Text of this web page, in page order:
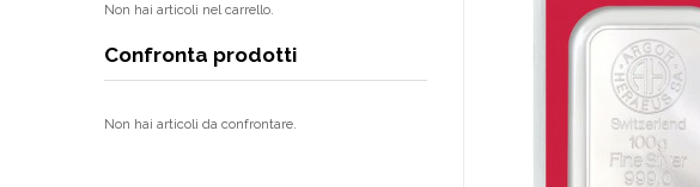
Non hai articoli nel carrello.
Confronta prodotti
Non hai articoli da confrontare.